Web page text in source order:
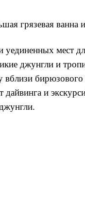
грязевая ванна
мест
джунгли и
вблизи
дайвинга и